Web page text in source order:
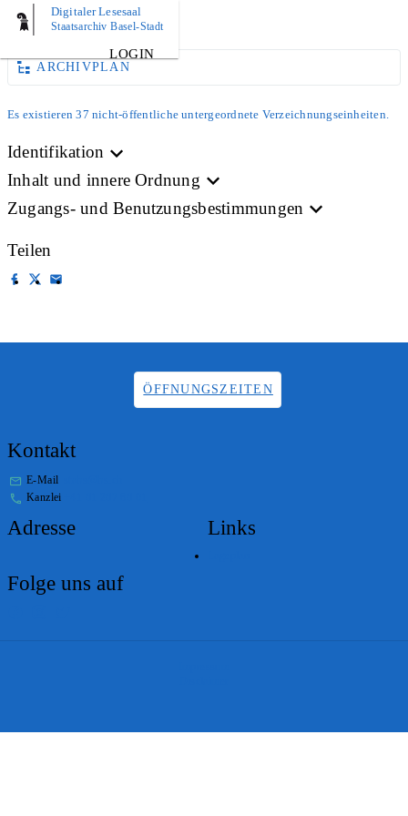
Digitaler Lesesaal
Staatsarchiv Basel-Stadt
LOGIN
AKTE
ARCHIVPLAN
Es existieren 37 nicht-öffentliche untergeordnete Verzeichnungseinheiten.
Identifikation
Inhalt und innere Ordnung
Zugangs- und Benutzungsbestimmungen
Teilen
ÖFFNUNGSZEITEN
Kontakt
E-Mail
Kanzlei
Adresse Links
Folge uns auf